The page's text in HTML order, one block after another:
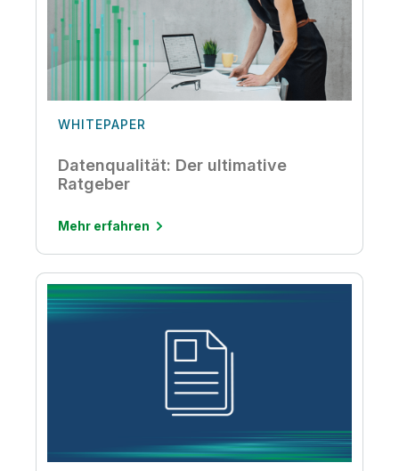
WHITEPAPER
Datenqualität: Der ultimative
Ratgeber
Mehr erfahren